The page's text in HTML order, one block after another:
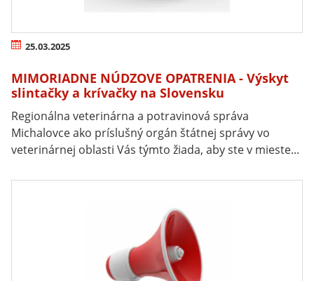
25.03.2025
MIMORIADNE NÚDZOVE OPATRENIA - Výskyt
slintačky a krívačky na Slovensku
Regionálna veterinárna a potravinová správa
Michalovce ako príslušný orgán štátnej správy vo
veterinárnej oblasti Vás týmto žiada, aby ste v mieste...